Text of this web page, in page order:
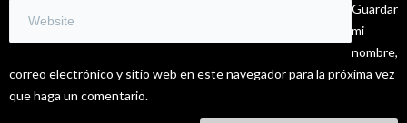
Guardar
mi
nombre,
correo electrónico y sitio web en este navegador para la próxima vez
que haga un comentario.